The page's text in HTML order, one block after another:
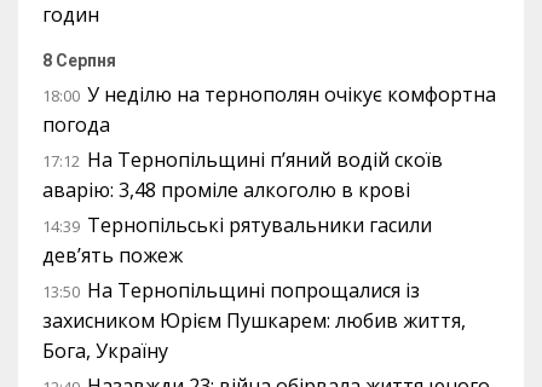
годин
8 Серпня
18:00 У неділю на тернополян очікує комфортна
погода
17:12 На Тернопільщині п’яний водій скоїв
аварію: 3,48 проміле алкоголю в крові
14:39 Тернопільські рятувальники гасили
дев’ять пожеж
13:50 На Тернопільщині попрощалися із
захисником Юрієм Пушкарем: любив життя,
Бога, Україну